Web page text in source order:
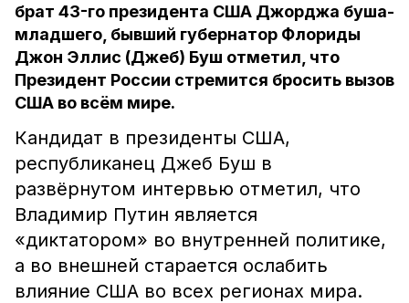
брат 43-го президента США Джорджа буша-
младшего, бывший губернатор Флориды
Джон Эллис (Джеб) Буш отметил, что
Президент России стремится бросить вызов
США во всём мире.
Кандидат в президенты США,
республиканец Джеб Буш в
развёрнутом интервью отметил, что
Владимир Путин является
«диктатором» во внутренней политике,
а во внешней старается ослабить
влияние США во всех регионах мира.